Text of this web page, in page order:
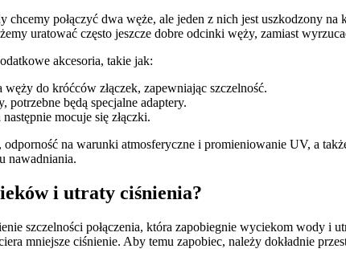
połączyć dwa węże, ale jeden z nich jest uszkodzony
uratować często jeszcze dobre odcinki węży, zamiast
akcesoria, takie jak:
do króćców złączek, zapewniając szczelność.
potrzebne będą specjalne adaptery.
mocuje się złączki.
na warunki atmosferyczne i promieniowanie UV, a
nawadniania.
i utraty ciśnienia?
szczelności połączenia, która zapobiegnie wyciekom wody i
mniejsze ciśnienie. Aby temu zapobiec, należy dokładnie